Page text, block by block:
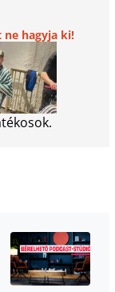
ne hagyja ki!